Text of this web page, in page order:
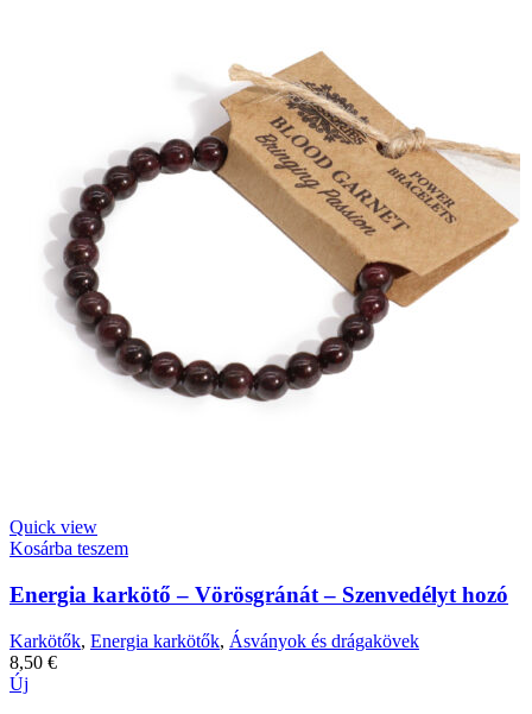
Quick view
Kosárba teszem
Energia karkötő – Vörösgránát – Szenvedélyt hozó
Karkötők, Energia karkötők, Ásványok és drágakövek
8,50 €
Új